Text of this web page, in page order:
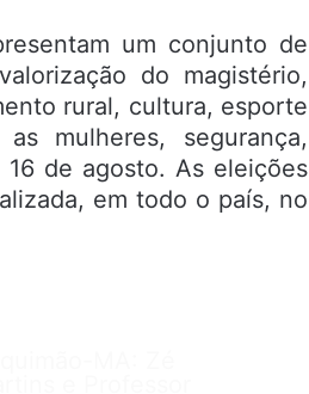
um conjunto de
do magistério,
rural, cultura, esporte
mulheres, segurança,
de agosto. As eleições
em todo o país, no